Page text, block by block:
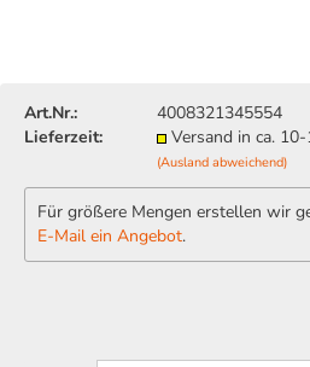
Art.Nr.:
4008321345554
Lieferzeit:
Versand in ca.
(Ausland abweichend)
Für größere Mengen erstellen wir
E-Mail ein Angebot.